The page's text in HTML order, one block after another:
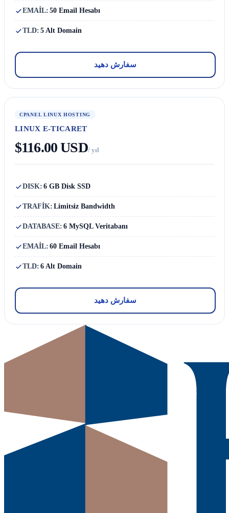
EMAİL: 50 Email Hesabı
TLD: 5 Alt Domain
سفارش دهید
CPANEL LINUX HOSTING
LINUX E-TICARET
$116.00 USD/ yıl
DISK: 6 GB Disk SSD
TRAFİK: Limitsiz Bandwidth
DATABASE: 6 MySQL Veritabanı
EMAİL: 60 Email Hesabı
TLD: 6 Alt Domain
سفارش دهید